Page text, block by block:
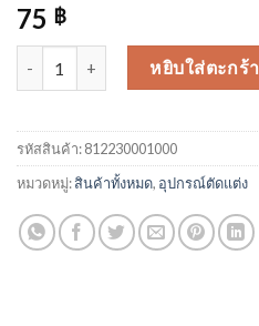
75 ฿
จำนวน เทปพันกิ่ง 1 นิ้ว ชิ้นหยิบใส่ตะกร้า
รหัสสินค้า:812230001000
หมวดหมู่:สินค้าทั้งหมด, อุปกรณ์ตัดแต่ง